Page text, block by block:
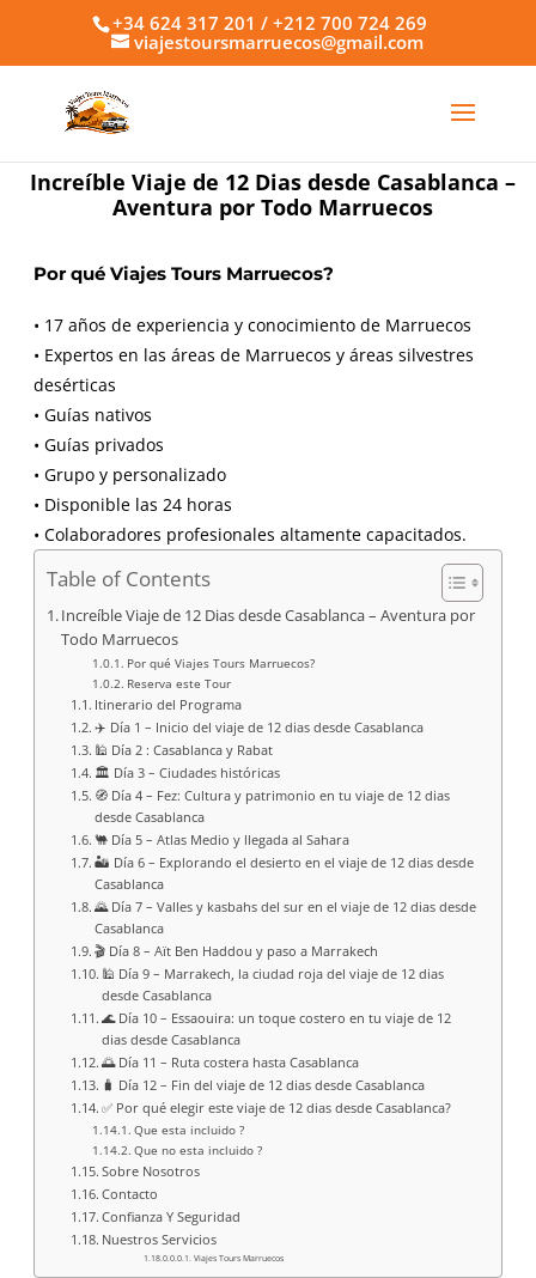
+34 624 317 201 / +212 700 724 269
viajestoursmarruecos@gmail.com
Increíble Viaje de 12 Dias desde Casablanca –
Aventura por Todo Marruecos
Por qué Viajes Tours Marruecos?
• 17 años de experiencia y conocimiento de Marruecos
• Expertos en las áreas de Marruecos y áreas silvestres
desérticas
• Guías nativos
• Guías privados
• Grupo y personalizado
• Disponible las 24 horas
• Colaboradores profesionales altamente capacitados.
Table of Contents
Increíble Viaje de 12 Dias desde Casablanca – Aventura por
Todo Marruecos
Por qué Viajes Tours Marruecos?
Reserva este Tour
Itinerario del Programa
✈️ Día 1 – Inicio del viaje de 12 dias desde Casablanca
🕌 Día 2 : Casablanca y Rabat
🏛️ Día 3 – Ciudades históricas
🧭 Día 4 – Fez: Cultura y patrimonio en tu viaje de 12 dias
desde Casablanca
🐫 Día 5 – Atlas Medio y llegada al Sahara
🏜️ Día 6 – Explorando el desierto en el viaje de 12 dias desde
Casablanca
🌄 Día 7 – Valles y kasbahs del sur en el viaje de 12 dias desde
Casablanca
🎬 Día 8 – Aït Ben Haddou y paso a Marrakech
🕌 Día 9 – Marrakech, la ciudad roja del viaje de 12 dias
desde Casablanca
🌊 Día 10 – Essaouira: un toque costero en tu viaje de 12
dias desde Casablanca
🌅 Día 11 – Ruta costera hasta Casablanca
🧳 Día 12 – Fin del viaje de 12 dias desde Casablanca
✅ Por qué elegir este viaje de 12 dias desde Casablanca?
Que esta incluido ?
Que no esta incluido ?
Sobre Nosotros
Contacto
Confianza Y Seguridad
Nuestros Servicios
Viajes Tours Marruecos